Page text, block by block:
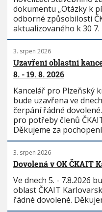
dokumentu „Otázky k
odborné způsobilosti
aktualizovaného k 30 7.
3. srpen 2026
Uzavření oblastní
8. - 19. 8. 2026
Kancelář pro Plzeňský
bude uzavřena ve
čerpání řádné
pro potřeby členů
Děkujeme za
3. srpen 2026
Dovolená v OK ČKAIT
Ve dnech 5. - 7.8.2026
oblast ČKAIT
řádné dovolené.